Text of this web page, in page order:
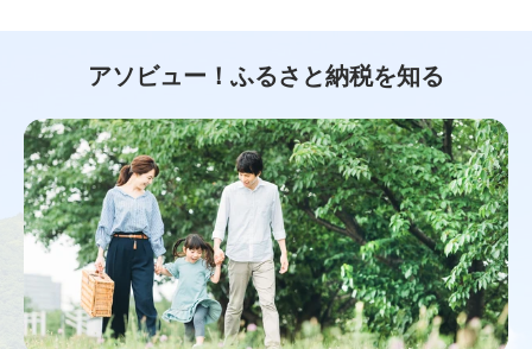
アソビュー！ふるさと納税を知る